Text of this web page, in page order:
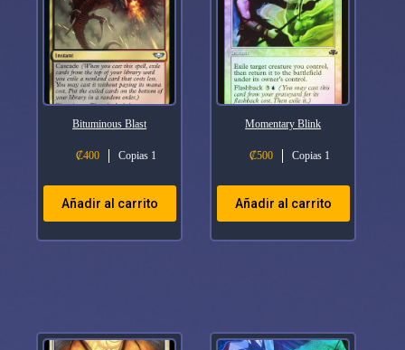
Bituminous Blast
₡400 Copias 1
Añadir al carrito
Momentary Blink
₡500 Copias 1
Añadir al carrito